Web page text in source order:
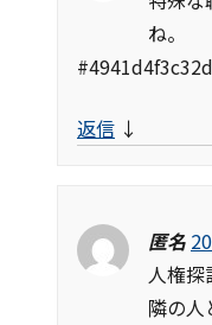
ね。
返信 ↓
匿名
人権探
隣の人